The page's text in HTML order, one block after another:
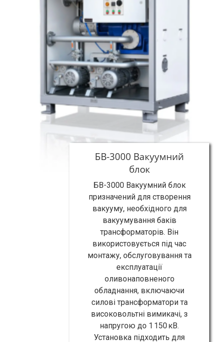
БВ-3000 Вакуумний
блок
БВ-3000 Вакуумний блок
призначений для створення
вакууму, необхідного для
вакуумування баків
трансформаторів. Він
використовується під час
монтажу, обслуговування та
експлуатації
оливонаповненого
обладнання, включаючи
силові трансформатори та
високовольтні вимикачі, з
напругою до 1 150 кВ.
Установка підходить для